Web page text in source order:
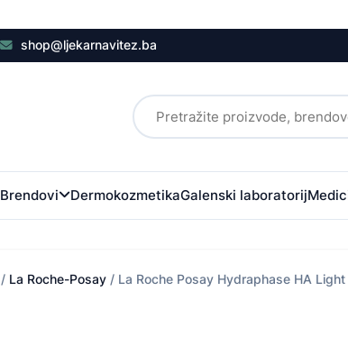
shop@ljekarnavitez.ba
Brendovi DermokozmetikaGalenski laboratorij
/ La Roche-Posay / La Roche Posay Hydraphase HA